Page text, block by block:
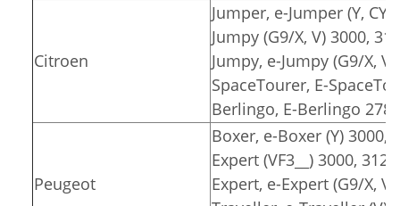
Citroen
Jumper, e-Jumper (Y,
Jumpy (G9/X, V) 3000,
Jumpy, e-Jumpy (G9/X,
SpaceTourer, E-
Berlingo, E-Berlingo
Peugeot
Boxer, e-Boxer (Y) 3000,
Expert (VF3__) 3000, 3122
Expert, e-Expert (G9/X,